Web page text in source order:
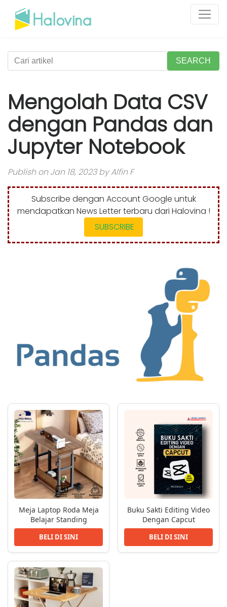
SEARCH
Mengolah Data CSV
dengan Pandas dan
Jupyter Notebook
Publish on Jan 18, 2023 by Alfin F
Subscribe dengan Account Google untuk
mendapatkan News Letter terbaru dari Halovina !
SUBSCRIBE
Meja Laptop Roda Meja
Belajar Standing
BELI DI SINI
Buku Sakti Editing Video
Dengan Capcut
BELI DI SINI